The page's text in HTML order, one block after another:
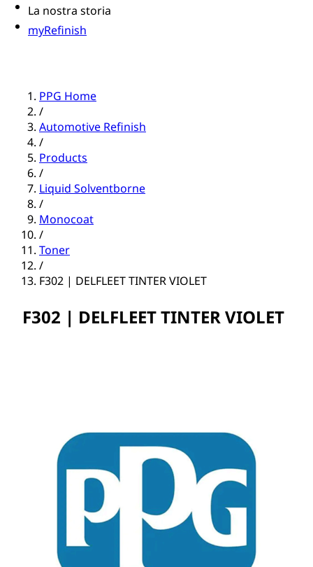
La nostra storia
myRefinish
PPG Home
/
Automotive Refinish
/
Products
/
Liquid Solventborne
/
Monocoat
/
Toner
/
F302 | DELFLEET TINTER VIOLET
F302 | DELFLEET TINTER VIOLET